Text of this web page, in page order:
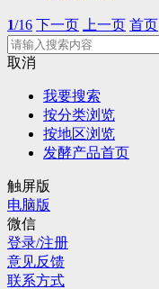
1/16 下一页 上一页 首页
取消
我要搜索
按分类浏览
按地区浏览
发酵产品首页
触屏版
电脑版
微信
登录/注册
意见反馈
联系方式